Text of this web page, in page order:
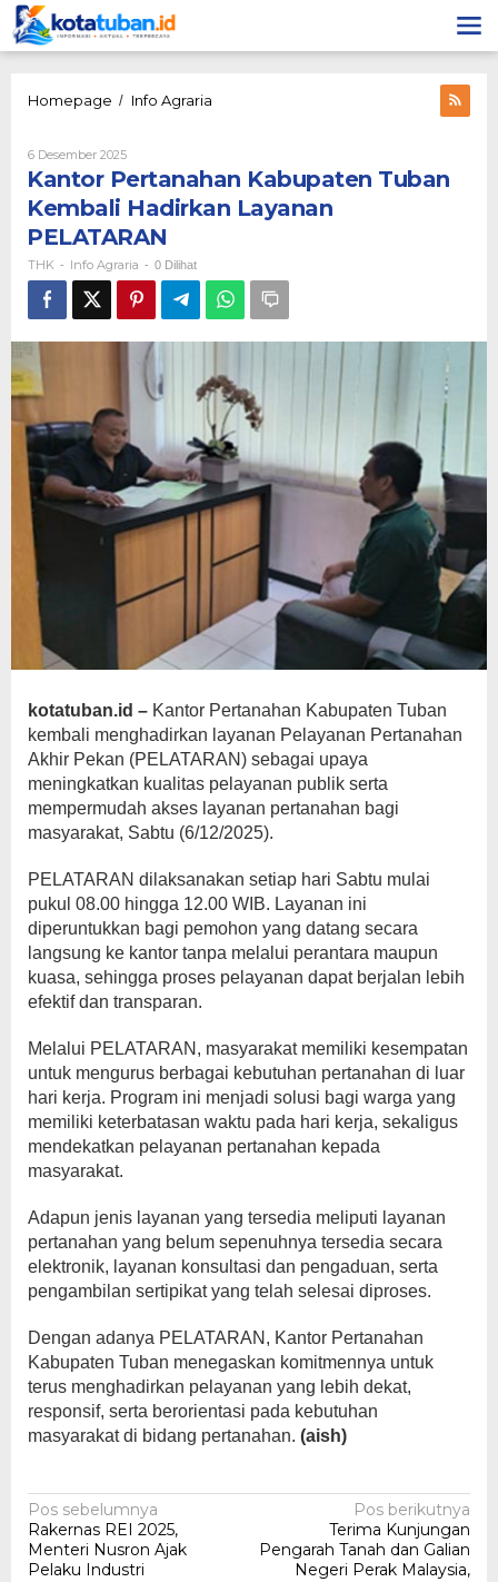
Lewati
ke
konten
Homepage / Info Agraria
Kembali
Hadirkan
Layanan
6 Desember 2025Oleh
THK
Kantor Pertanahan Kabupaten Tuban
Kembali Hadirkan Layanan
PELATARAN
THK - Info Agraria - 0 Dilihat
kotatuban.id – Kantor Pertanahan Kabupaten Tuban
kembali menghadirkan layanan Pelayanan Pertanahan
Akhir Pekan (PELATARAN) sebagai upaya
meningkatkan kualitas pelayanan publik serta
mempermudah akses layanan pertanahan bagi
masyarakat, Sabtu (6/12/2025).
PELATARAN dilaksanakan setiap hari Sabtu mulai
pukul 08.00 hingga 12.00 WIB. Layanan ini
diperuntukkan bagi pemohon yang datang secara
langsung ke kantor tanpa melalui perantara maupun
kuasa, sehingga proses pelayanan dapat berjalan lebih
efektif dan transparan.
Melalui PELATARAN, masyarakat memiliki kesempatan
untuk mengurus berbagai kebutuhan pertanahan di luar
hari kerja. Program ini menjadi solusi bagi warga yang
memiliki keterbatasan waktu pada hari kerja, sekaligus
mendekatkan pelayanan pertanahan kepada
masyarakat.
Adapun jenis layanan yang tersedia meliputi layanan
pertanahan yang belum sepenuhnya tersedia secara
elektronik, layanan konsultasi dan pengaduan, serta
pengambilan sertipikat yang telah selesai diproses.
Dengan adanya PELATARAN, Kantor Pertanahan
Kabupaten Tuban menegaskan komitmennya untuk
terus menghadirkan pelayanan yang lebih dekat,
responsif, serta berorientasi pada kebutuhan
masyarakat di bidang pertanahan. (aish)
Navigasi
pos
Pos sebelumnya
Rakernas REI 2025,
Menteri Nusron Ajak
Pelaku Industri
Pos berikutnya
Terima Kunjungan
Pengarah Tanah dan Galian
Negeri Perak Malaysia,